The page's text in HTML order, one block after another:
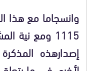
وانسجاما مع
1115 ومع
إصدارهذه